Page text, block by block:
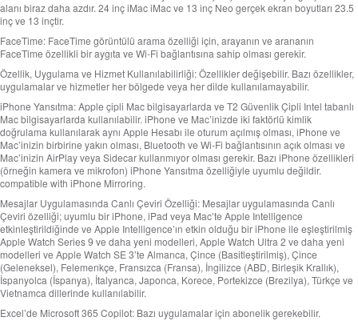
n
o
t
u
n
a
b
a
k
ı
n
.
alanı biraz daha azdır. 24 inç iMac iMac ve 13 inç Neo gerçek ekran boyutları 23.5
inç ve 13 inçtir.
FaceTime:FaceTime görüntülü arama özelliği için, arayanın ve arananın
FaceTime özellikli bir aygıta ve Wi‑Fi bağlantısına sahip olması gerekir.
Özellik, Uygulama ve Hizmet Kullanılabilirliği:Özellikler değişebilir. Bazı özellikler,
uygulamalar ve hizmetler her bölgede veya her dilde kullanılamayabilir.
iPhone Yansıtma:Apple çipli Mac bilgisayarlarda ve T2 Güvenlik Çipli Intel tabanlı
Mac bilgisayarlarda kullanılabilir. iPhone ve Mac’inizde iki faktörlü kimlik
doğrulama kullanılarak aynı Apple Hesabı ile oturum açılmış olması, iPhone ve
Mac’inizin birbirine yakın olması, Bluetooth ve Wi-Fi bağlantısının açık olması ve
Mac’inizin AirPlay veya Sidecar kullanmıyor olması gerekir. Bazı iPhone özellikleri
(örneğin kamera ve mikrofon) iPhone Yansıtma özelliğiyle uyumlu değildir.
compatible with iPhone Mirroring.
Mesajlar Uygulamasında Canlı Çeviri Özelliği:Mesajlar uygulamasında Canlı
Çeviri özelliği; uyumlu bir iPhone, iPad veya Mac’te Apple Intelligence
etkinleştirildiğinde ve Apple Intelligence’ın etkin olduğu bir iPhone ile eşleştirilmiş
Apple Watch Series 9 ve daha yeni modelleri, Apple Watch Ultra 2 ve daha yeni
modelleri ve Apple Watch SE 3’te Almanca, Çince (Basitleştirilmiş), Çince
(Geleneksel), Felemenkçe, Fransızca (Fransa), İngilizce (ABD, Birleşik Krallık),
İspanyolca (İspanya), İtalyanca, Japonca, Korece, Portekizce (Brezilya), Türkçe ve
Vietnamca dillerinde kullanılabilir.
Excel’de Microsoft 365 Copilot: Bazı uygulamalar için abonelik gerekebilir.